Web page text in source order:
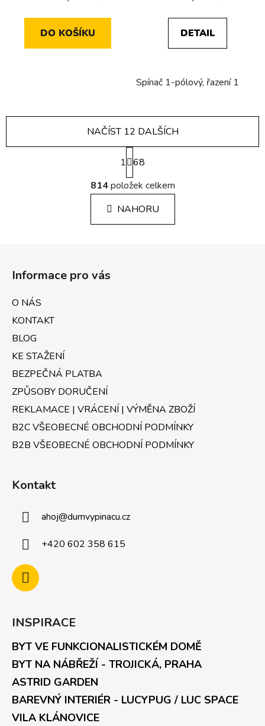
DO KOŠÍKU DETAIL
Spínač 1-pólový, řazení 1
O
v
l
á
d
u
NAČÍST 12 DALŠÍCH
S
t
r
á
n
k
1 68
814položek celkem
NAHORU
Informace pro vás
O NÁS
KONTAKT
BLOG
KE STAŽENÍ
BEZPEČNÁ PLATBA
ZPŮSOBY DORUČENÍ
REKLAMACE | VRÁCENÍ | VÝMĚNA ZBOŽÍ
B2C VŠEOBECNÉ OBCHODNÍ PODMÍNKY
B2B VŠEOBECNÉ OBCHODNÍ PODMÍNKY
Kontakt
ahoj@dumvypinacu.cz
+420 602 358 615
INSPIRACE
BYT VE FUNKCIONALISTICKÉM DOMĚ
BYT NA NÁBŘEŽÍ - TROJICKÁ, PRAHA
ASTRID GARDEN
BAREVNÝ INTERIÉR - LUCYPUG / LUC SPACE
VILA KLÁNOVICE